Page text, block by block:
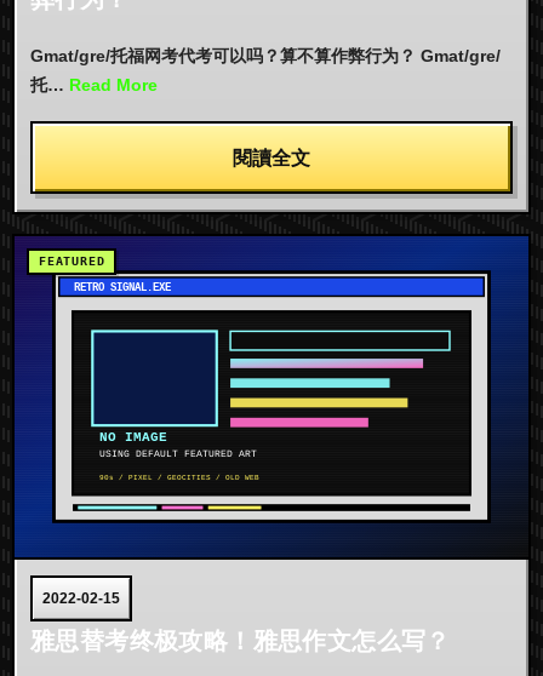
Gmat/gre/托福网考代考可以吗？算不算作弊行为？ Gmat/gre/
托… Read More
閱讀全文
2022-02-15
雅思替考终极攻略！雅思作文怎么写？